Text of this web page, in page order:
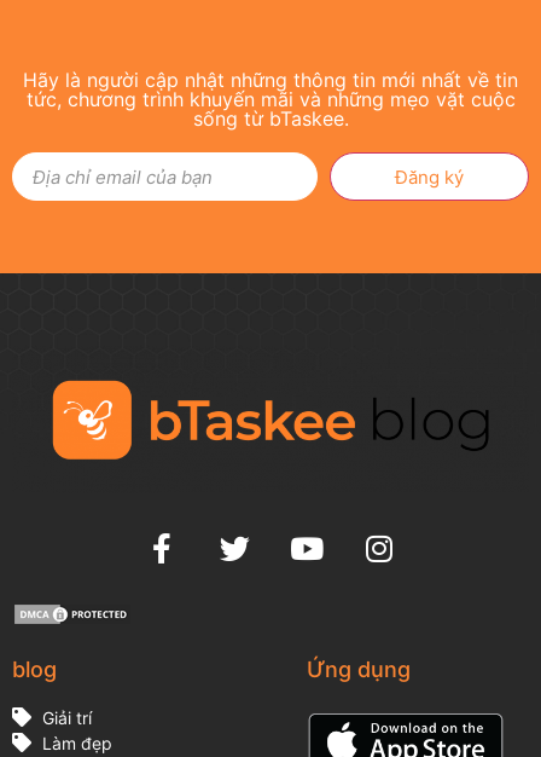
Hãy là người cập nhật những thông tin mới nhất về tin
tức, chương trình khuyến mãi và những mẹo vặt cuộc
sống từ bTaskee.
Đăng ký
blog
Giải trí
Làm đẹp
Ứng dụng